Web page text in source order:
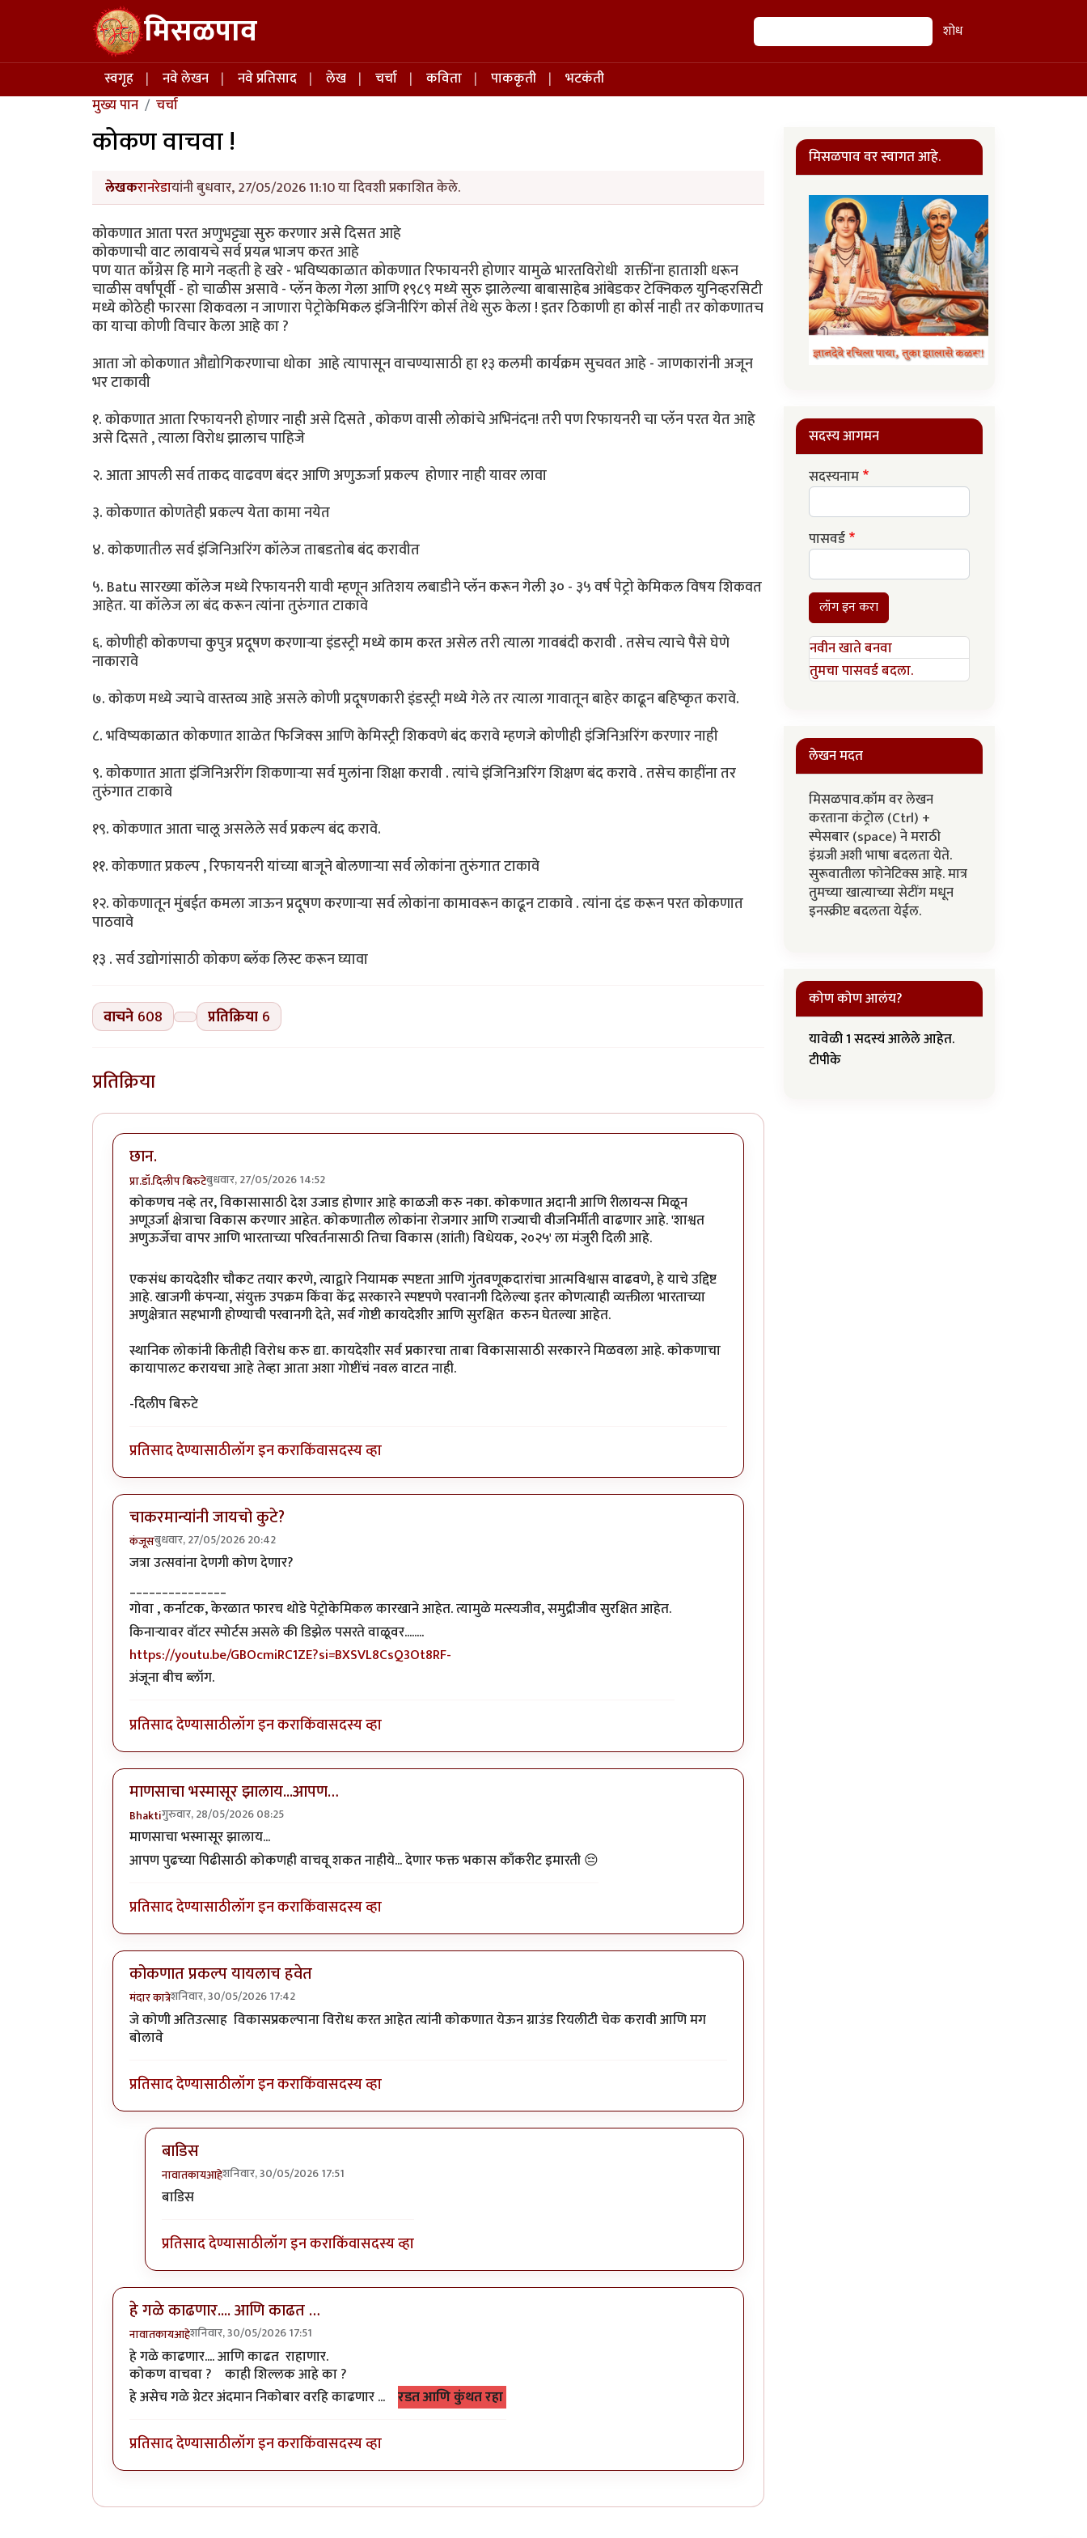
Skip to main content मिसळपाव शोध शोध
Main navigation
स्वगृह नवे लेखन नवे प्रतिसाद लेख चर्चा कविता पाककृती
भटकंती
मुख्य पान
चर्चा
कोकण वाचवा !
लेखकरानरेडायांनी बुधवार, 27/05/2026 11:10 या दिवशी प्रकाशित केले.
कोकणात आता परत अणुभट्ट्या सुरु करणार असे दिसत आहे
कोकणाची वाट लावायचे सर्व प्रयत्न भाजप करत आहे
पण यात काँग्रेस हि मागे नव्हती हे खरे - भविष्यकाळात कोकणात रिफायनरी होणार यामुळे भारतविरोधी शक्तींना हाताशी धरून
चाळीस वर्षांपूर्वी - हो चाळीस असावे - प्लॅन केला गेला आणि १९८९ मध्ये सुरु झालेल्या बाबासाहेब आंबेडकर टेक्निकल युनिव्हरसिटी
मध्ये कोठेही फारसा शिकवला न जाणारा पेट्रोकेमिकल इंजिनीरिंग कोर्स तेथे सुरु केला ! इतर ठिकाणी हा कोर्स नाही तर कोकणातच
का याचा कोणी विचार केला आहे का ?
आता जो कोकणात औद्योगिकरणाचा धोका आहे त्यापासून वाचण्यासाठी हा १३ कलमी कार्यक्रम सुचवत आहे - जाणकारांनी अजून
भर टाकावी
१. कोकणात आता रिफायनरी होणार नाही असे दिसते , कोकण वासी लोकांचे अभिनंदन! तरी पण रिफायनरी चा प्लॅन परत येत आहे
असे दिसते , त्याला विरोध झालाच पाहिजे
२. आता आपली सर्व ताकद वाढवण बंदर आणि अणुऊर्जा प्रकल्प होणार नाही यावर लावा
३. कोकणात कोणतेही प्रकल्प येता कामा नयेत
४. कोकणातील सर्व इंजिनिअरिंग कॉलेज ताबडतोब बंद करावीत
५. Batu सारख्या कॉलेज मध्ये रिफायनरी यावी म्हणून अतिशय लबाडीने प्लॅन करून गेली ३० - ३५ वर्ष पेट्रो केमिकल विषय शिकवत
आहेत. या कॉलेज ला बंद करून त्यांना तुरुंगात टाकावे
६. कोणीही कोकणचा कुपुत्र प्रदूषण करणाऱ्या इंडस्ट्री मध्ये काम करत असेल तरी त्याला गावबंदी करावी . तसेच त्याचे पैसे घेणे
नाकारावे
७. कोकण मध्ये ज्याचे वास्तव्य आहे असले कोणी प्रदूषणकारी इंडस्ट्री मध्ये गेले तर त्याला गावातून बाहेर काढून बहिष्कृत करावे.
८. भविष्यकाळात कोकणात शाळेत फिजिक्स आणि केमिस्ट्री शिकवणे बंद करावे म्हणजे कोणीही इंजिनिअरिंग करणार नाही
९. कोकणात आता इंजिनिअरींग शिकणाऱ्या सर्व मुलांना शिक्षा करावी . त्यांचे इंजिनिअरिंग शिक्षण बंद करावे . तसेच काहींना तर
तुरुंगात टाकावे
१९. कोकणात आता चालू असलेले सर्व प्रकल्प बंद करावे.
११. कोकणात प्रकल्प , रिफायनरी यांच्या बाजूने बोलणाऱ्या सर्व लोकांना तुरुंगात टाकावे
१२. कोकणातून मुंबईत कमला जाऊन प्रदूषण करणाऱ्या सर्व लोकांना कामावरून काढून टाकावे . त्यांना दंड करून परत कोकणात
पाठवावे
१३ . सर्व उद्योगांसाठी कोकण ब्लॅक लिस्ट करून घ्यावा
वाचने 608 प्रतिक्रिया 6
प्रतिक्रिया
छान.
प्रा.डॉ.दिलीप बिरुटेबुधवार, 27/05/2026 14:52
कोकणच नव्हे तर, विकासासाठी देश उजाड होणार आहे काळजी करु नका. कोकणात अदानी आणि रीलायन्स मिळून
अणूउर्जा क्षेत्राचा विकास करणार आहेत. कोकणातील लोकांना रोजगार आणि राज्याची वीजनिर्मीती वाढणार आहे. 'शाश्वत
अणुऊर्जेचा वापर आणि भारताच्या परिवर्तनासाठी तिचा विकास (शांती) विधेयक, २०२५' ला मंजुरी दिली आहे.
एकसंध कायदेशीर चौकट तयार करणे, त्याद्वारे नियामक स्पष्टता आणि गुंतवणूकदारांचा आत्मविश्वास वाढवणे, हे याचे उद्दिष्ट
आहे. खाजगी कंपन्या, संयुक्त उपक्रम किंवा केंद्र सरकारने स्पष्टपणे परवानगी दिलेल्या इतर कोणत्याही व्यक्तीला भारताच्या
अणुक्षेत्रात सहभागी होण्याची परवानगी देते, सर्व गोष्टी कायदेशीर आणि सुरक्षित करुन घेतल्या आहेत.
स्थानिक लोकांनी कितीही विरोध करु द्या. कायदेशीर सर्व प्रकारचा ताबा विकासासाठी सरकारने मिळवला आहे. कोकणाचा
कायापालट करायचा आहे तेव्हा आता अशा गोष्टींचं नवल वाटत नाही.
-दिलीप बिरुटे
प्रतिसाद देण्यासाठीलॉग इन कराकिंवासदस्य व्हा
चाकरमान्यांनी जायचो कुटे?
कंजूसबुधवार, 27/05/2026 20:42
जत्रा उत्सवांना देणगी कोण देणार?
गोवा , कर्नाटक, केरळात फारच थोडे पेट्रोकेमिकल कारखाने आहेत. त्यामुळे मत्स्यजीव, समुद्रीजीव सुरक्षित आहेत.
किनाऱ्यावर वॉटर स्पोर्टस असले की डिझेल पसरते वाळूवर........
https://youtu.be/GBOcmiRC1ZE?si=BXSVL8CsQ3Ot8RF-
अंजूना बीच ब्लॉग.
प्रतिसाद देण्यासाठीलॉग इन कराकिंवासदस्य व्हा
माणसाचा भस्मासूर झालाय...आपण…
Bhaktiगुरुवार, 28/05/2026 08:25
माणसाचा भस्मासूर झालाय...
आपण पुढच्या पिढीसाठी कोकणही वाचवू शकत नाहीये... देणार फक्त भकास काँकरीट इमारती 😔
प्रतिसाद देण्यासाठीलॉग इन कराकिंवासदस्य व्हा
कोकणात प्रकल्प यायलाच हवेत
मंदार कात्रेशनिवार, 30/05/2026 17:42
जे कोणी अतिउत्साह विकासप्रकल्पाना विरोध करत आहेत त्यांनी कोकणात येऊन ग्राउंड रियलीटी चेक करावी आणि मग
बोलावे
प्रतिसाद देण्यासाठीलॉग इन कराकिंवासदस्य व्हा
बाडिस
नावातकायआहेशनिवार, 30/05/2026 17:51
In reply to
बाडिस
प्रतिसाद देण्यासाठीलॉग इन कराकिंवासदस्य व्हा
हे गळे काढणार.... आणि काढत …
नावातकायआहेशनिवार, 30/05/2026 17:51
हे गळे काढणार.... आणि काढत राहाणार.
कोकण वाचवा ? काही शिल्लक आहे का ?
हे असेच गळे ग्रेटर अंदमान निकोबार वरहि काढणार ... रडत आणि कुंथत रहा
प्रतिसाद देण्यासाठीलॉग इन कराकिंवासदस्य व्हा
मिसळपाव वर स्वागत आहे.
सदस्य आगमन
सदस्यनाम
पासवर्ड
लॉग इन करा
नवीन खाते बनवा
तुमचा पासवर्ड बदला.
लेखन मदत
मिसळपाव.कॉम वर लेखन
करताना कंट्रोल (Ctrl) +
स्पेसबार (space) ने मराठी
इंग्रजी अशी भाषा बदलता येते.
सुरूवातीला फोनेटिक्स आहे. मात्र
तुमच्या खात्याच्या सेटींग मधून
इनस्क्रीप्ट बदलता येईल.
कोण कोण आलंय?
यावेळी 1 सदस्यं आलेले आहेत.
टीपीके